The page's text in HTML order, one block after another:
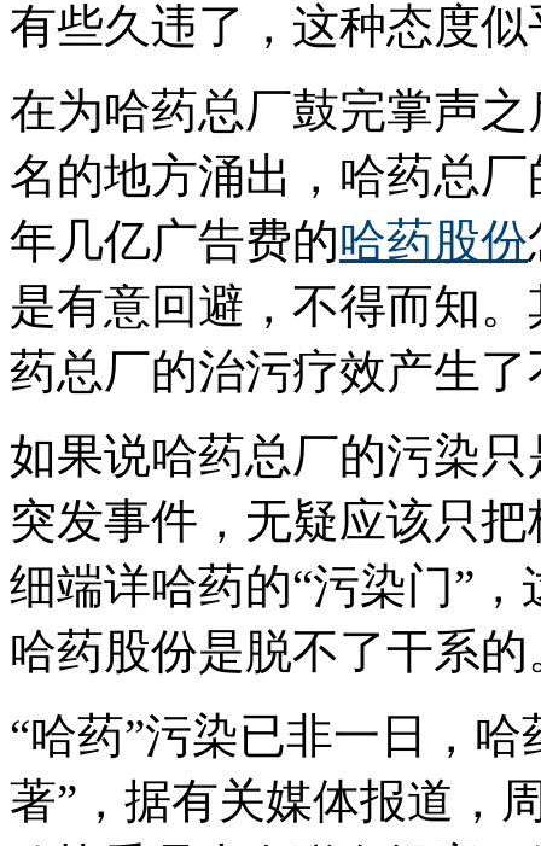
有些久违了，这种态度
在为哈药总厂鼓完掌声
名的地方涌出，哈药总
年几亿广告费的哈药股份
是有意回避，不得而知
药总厂的治污疗效产生
如果说哈药总厂的污染
突发事件，无疑应该只
细端详哈药的“污染门”
哈药股份是脱不了干系的
“哈药”污染已非一日，
著”，据有关媒体报道，